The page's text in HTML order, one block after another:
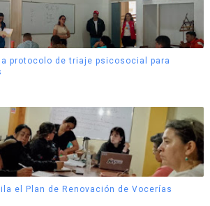
protocolo de triaje psicosocial para
el Plan de Renovación de Vocerías